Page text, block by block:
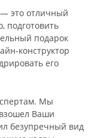
это отличный
подготовить
подарок
конструктор
его
Мы
Ваши
безупречный вид